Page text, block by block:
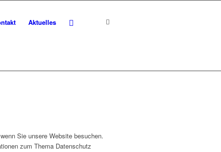
Aktuelles
Sie unsere Website besuchen.
zum Thema Datenschutz